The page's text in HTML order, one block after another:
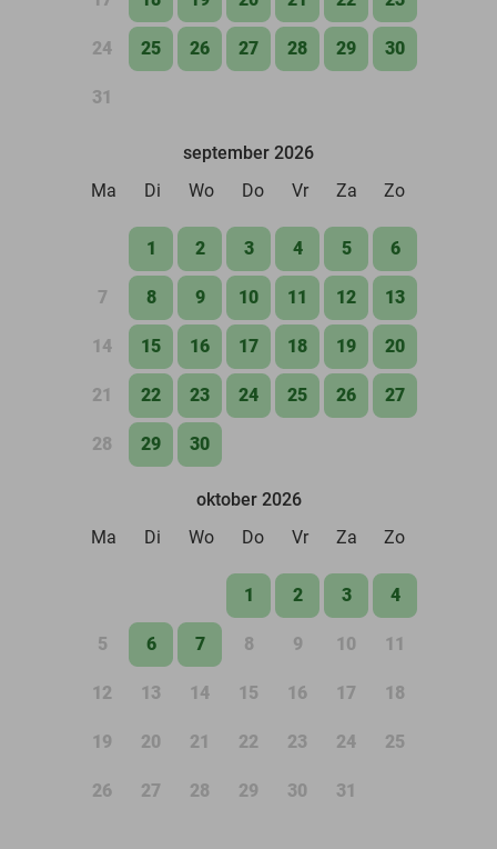
24 25 26 27 28 29 30
31
september 2026
Ma
Di Wo Do Vr Za Zo
1 2 3 4 5 6
7 8 9 10 11 12 13
14 15 16 17 18 19 20
21 22 23 24 25 26 27
28 29 30
oktober 2026
Ma
Di Wo Do Vr Za Zo
1 2 3 4
5 6 7 8 9 10 11
12 13 14 15 16 17 18
19 20 21 22 23 24 25
26 27 28 29 30 31